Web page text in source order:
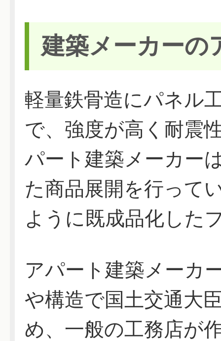
建築メーカーの
軽量鉄骨造にパネル
で、強度が高く耐震
パート建築メーカー
た商品展開を行って
ように既成品化した
アパート建築メーカ
や構造で国土交通大
め、一般の工務店が